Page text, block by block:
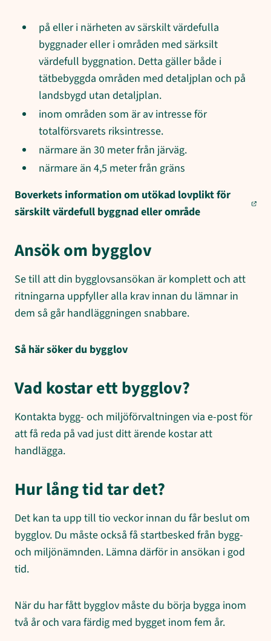
på eller i närheten av särskilt värdefulla
byggnader eller i områden med särksilt
värdefull byggnation. Detta gäller både i
tätbebyggda områden med detaljplan och på
landsbygd utan detaljplan.
inom områden som är av intresse för
totalförsvarets riksintresse.
närmare än 30 meter från järväg.
närmare än 4,5 meter från gräns
Boverkets information om utökad lovplikt för
särskilt värdefull byggnad eller område
Ansök om bygglov
Se till att din bygglovsansökan är komplett och att
ritningarna uppfyller alla krav innan du lämnar in
dem så går handläggningen snabbare.
Så här söker du bygglov
Vad kostar ett bygglov?
Kontakta bygg- och miljöförvaltningen via e-post för
att få reda på vad just ditt ärende kostar att
handlägga.
Hur lång tid tar det?
Det kan ta upp till tio veckor innan du får beslut om
bygglov. Du måste också få startbesked från bygg-
och miljönämnden. Lämna därför in ansökan i god
tid.
När du har fått bygglov måste du börja bygga inom
två år och vara färdig med bygget inom fem år.